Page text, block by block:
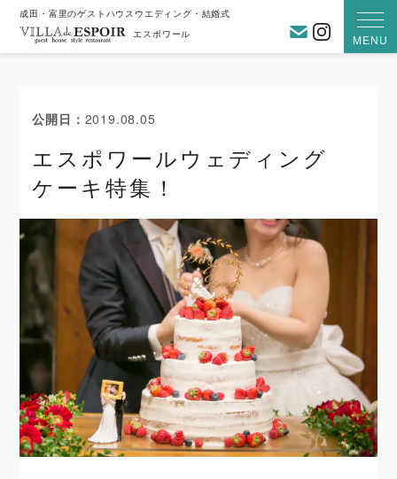
成田・富里のゲストハウスウエディング・結婚式
エスポワール
MENU
お問い合わ
公開日 2019.08.05
エスポワールウェディング
ケーキ特集！